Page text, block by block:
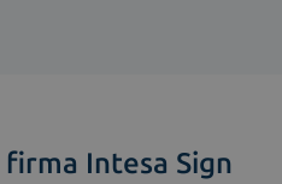
Intesa Sign